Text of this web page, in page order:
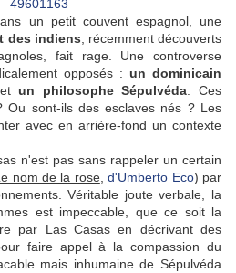
un petit couvent espagnol, une
des indiens , récemment découverts
fait rage. Une controverse
opposés : un dominicain
etun philosophe Sépulvéda . Ces
Ou sont-ils des esclaves nés ? Les
avec en arrière-fond un contexte
n'est pas sans rappeler un certain
nom de la rose,d'Umberto Eco) par
Véritable joute verbale, la
est impeccable, que ce soit la
par Las Casas en décrivant des
faire appel à la compassion du
mais inhumaine de Sépulvéda